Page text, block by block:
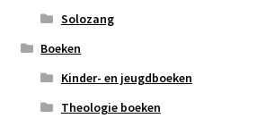
Solozang
Boeken
Kinder- en jeugdboeken
Theologie boeken